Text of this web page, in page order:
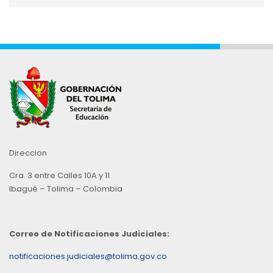
Direccion
Cra. 3 entre Calles 10A y 11
Ibagué – Tolima – Colombia
Correo de Notificaciones Judiciales:
notificaciones.judiciales@tolima.gov.co